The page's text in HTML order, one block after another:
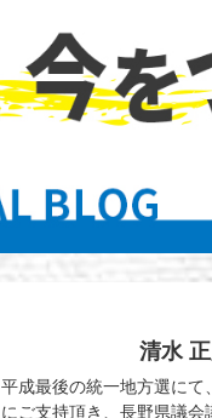
清水
平成最後の統一地方選にて
にご支持頂き、長野県議会